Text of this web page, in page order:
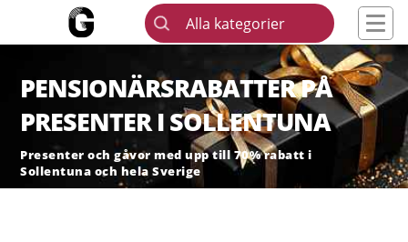
Alla kategorier
PENSIONÄRSRABATTER PÅ
PRESENTER I SOLLENTUNA
Presenter och gåvor med upp till 70% rabatt i
Sollentuna och hela Sverige